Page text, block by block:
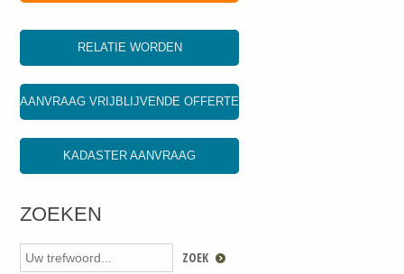
RELATIE WORDEN
AANVRAAG VRIJBLIJVENDE OFFERTE
KADASTER AANVRAAG
ZOEKEN